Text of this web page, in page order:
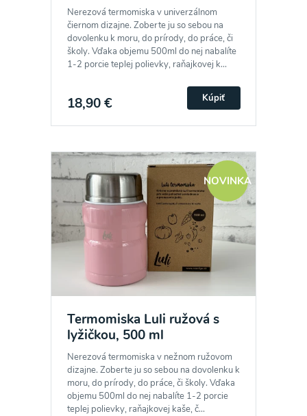
Nerezová termomiska v univerzálnom
čiernom dizajne. Zoberte ju so sebou na
dovolenku k moru, do prírody, do práce, či
školy. Vďaka objemu 500ml do nej nabalíte
1-2 porcie teplej polievky, raňajkovej k...
18,90 € Kúpiť
NOVINKA
Termomiska Luli ružová s
lyžičkou, 500 ml
Nerezová termomiska v nežnom ružovom
dizajne. Zoberte ju so sebou na dovolenku k
moru, do prírody, do práce, či školy. Vďaka
objemu 500ml do nej nabalíte 1-2 porcie
teplej polievky, raňajkovej kaše, č...